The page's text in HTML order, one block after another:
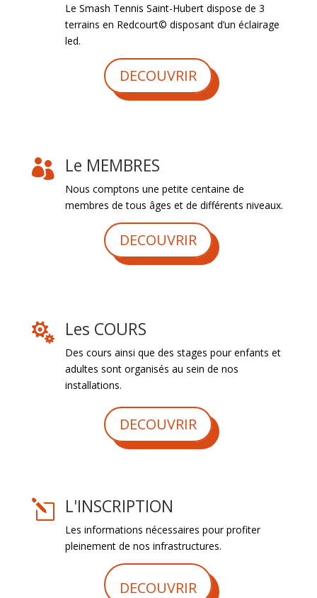
Le Smash Tennis Saint-Hubert dispose de 3
terrains en Redcourt© disposant d’un éclairage
led.
DECOUVRIR
 Le MEMBRES
Nous comptons une petite centaine de
membres de tous âges et de différents niveaux.
DECOUVRIR
 Les COURS
Des cours ainsi que des stages pour enfants et
adultes sont organisés au sein de nos
installations.
DECOUVRIR
l L'INSCRIPTION
Les informations nécessaires pour profiter
pleinement de nos infrastructures.
DECOUVRIR